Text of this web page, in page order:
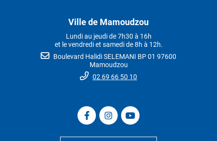
Ville de Mamoudzou
Lundi au jeudi de 7h30 à 16h
et le vendredi et samedi de 8h à 12h.
Boulevard Halidi SELEMANI BP 01 97600
Mamoudzou
02 69 66 50 10